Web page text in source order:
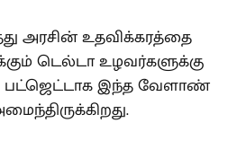
அரசின் உதவிக்கரத்தை
டெல்டா உழவர்களுக்கு
பட்ஜெட்டாக இந்த வேளாண்